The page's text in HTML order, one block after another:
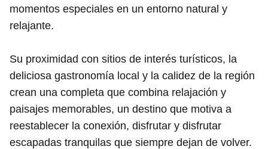
momentos especiales en un entorno natural y
relajante.
Su proximidad con sitios de interés turísticos, la
deliciosa gastronomía local y la calidez de la región
crean una completa que combina relajación y
paisajes memorables, un destino que motiva a
reestablecer la conexión, disfrutar y disfrutar
escapadas tranquilas que siempre dejan de volver.